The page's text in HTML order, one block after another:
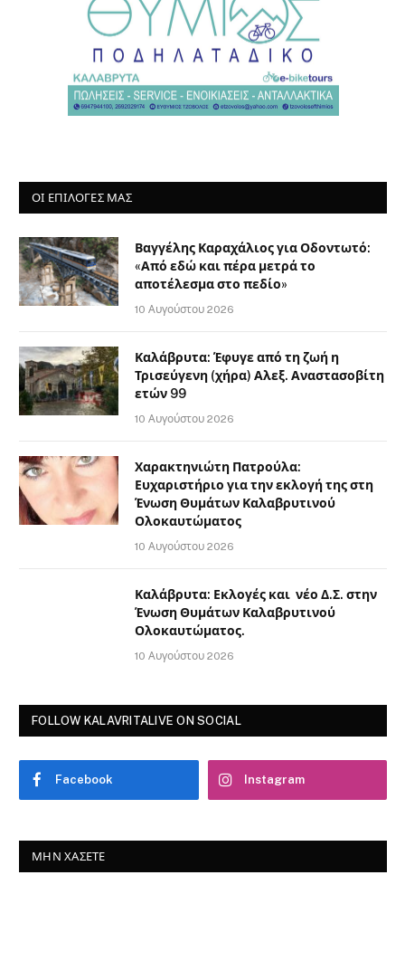
ΟΙ ΕΠΙΛΟΓΈΣ ΜΑΣ
Βαγγέλης Καραχάλιος για Οδοντωτό:
«Από εδώ και πέρα μετρά το
αποτέλεσμα στο πεδίο»
10 Αυγούστου 2026
Καλάβρυτα: Έφυγε από τη ζωή η
Τρισεύγενη (χήρα) Αλεξ. Αναστασοβίτη
ετών 99
10 Αυγούστου 2026
Χαρακτηνιώτη Πατρούλα:
Ευχαριστήριο για την εκλογή της στη
Ένωση Θυμάτων Καλαβρυτινού
Ολοκαυτώματος
10 Αυγούστου 2026
Καλάβρυτα: Εκλογές και νέο Δ.Σ. στην
Ένωση Θυμάτων Καλαβρυτινού
Ολοκαυτώματος.
10 Αυγούστου 2026
FOLLOW KALAVRITALIVE ON SOCIAL
Facebook Instagram
ΜΗΝ ΧΆΣΕΤΕ